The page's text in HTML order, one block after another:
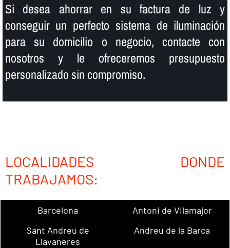
Si desea ahorrar en su factura de luz y
conseguir un perfecto sistema de iluminación
para su domicilio o negocio, contacte con
nosotros y le ofreceremos presupuesto
personalizado sin compromiso.
LOCALIDADES DONDE
TRABAJAMOS:
Barcelona
Antoni de Vilamajor
Sant Andreu de
Llavaneres
Andreu de la Barca